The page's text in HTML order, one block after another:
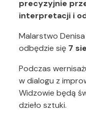
precyzyjnie
interpretacji i
Malarstwo
odbędzie się 7
Podczas
w dialogu z
Widzowie będą
dzieło sztuki.